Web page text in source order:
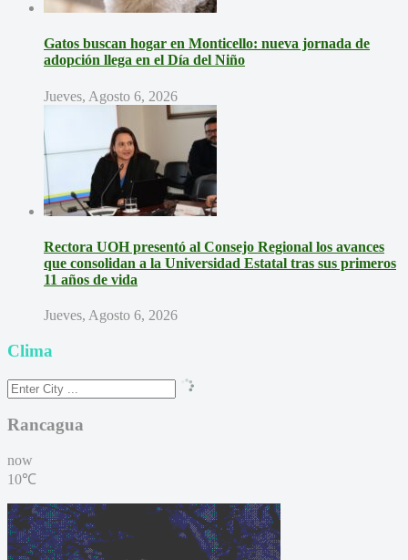
Gatos buscan hogar en Monticello: nueva jornada de
adopción llega en el Día del Niño
Jueves, Agosto 6, 2026
Rectora UOH presentó al Consejo Regional los avances
que consolidan a la Universidad Estatal tras sus primeros
11 años de vida
Jueves, Agosto 6, 2026
Clima
Rancagua
now
10℃